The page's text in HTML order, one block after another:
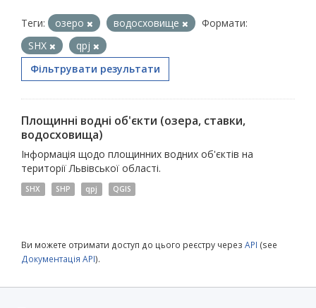
Теги: озеро водосховище
Формати:
SHX
qpj
Фільтрувати результати
Площинні водні об'єкти (озера, ставки,
водосховища)
Інформація щодо площинних водних об'єктів на
території Львівської області.
SHX SHP qpj QGIS
Ви можете отримати доступ до цього реєстру через API (see
Документація API).